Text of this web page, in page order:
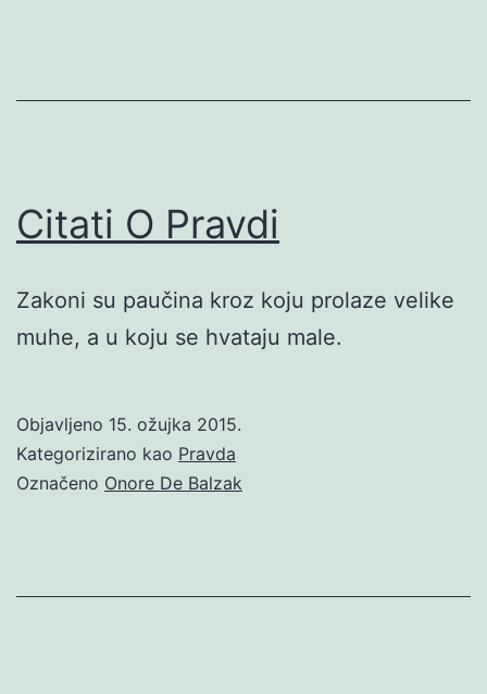
Citati O Pravdi
Zakoni su paučina kroz koju prolaze velike
muhe, a u koju se hvataju male.
Objavljeno 15. ožujka 2015.
Kategorizirano kao Pravda
Označeno Onore De Balzak